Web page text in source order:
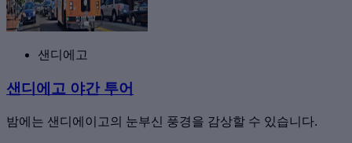
샌디에고
샌디에고 야간 투어
밤에는 샌디에이고의 눈부신 풍경을 감상할 수 있습니다.